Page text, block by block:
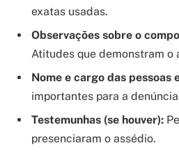
exatas usadas.
Observações sobre o
Atitudes que demonstram o
Nome e cargo das pessoas
importantes para a
Testemunhas (se houver):
presenciaram o assédio.